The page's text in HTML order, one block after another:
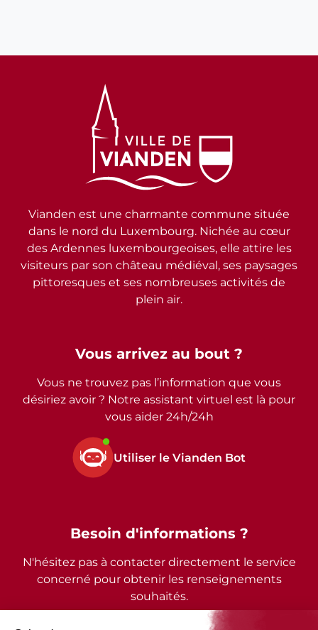
Vous arrivez au bout ?
Vous ne trouvez pas l’information que vous
désiriez avoir ? Notre assistant virtuel est là pour
vous aider 24h/24h
Utiliser le Vianden Bot
Vianden est une charmante commune située
dans le nord du Luxembourg. Nichée au cœur
des Ardennes luxembourgeoises, elle attire les
visiteurs par son château médiéval, ses paysages
pittoresques et ses nombreuses activités de
plein air.
Besoin d'informations ?
N'hésitez pas à contacter directement le service
concerné pour obtenir les renseignements
souhaités.